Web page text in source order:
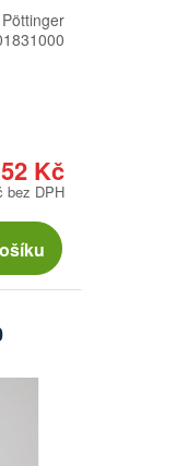
Pöttinger
Kč
bez DPH